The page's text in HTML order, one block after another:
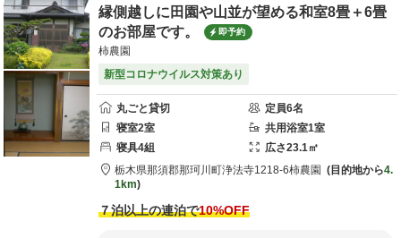
縁側越しに田園や山並が望める和室8畳＋6畳
のお部屋です。
即予約
柿農園
新型コロナウイルス対策あり
丸ごと貸切 定員6名
寝室2室 共用浴室1室
寝具4組 広さ23.1㎡
栃木県那須郡那珂川町浄法寺1218-6柿農園 目的地から4.
1km
７泊以上の連泊で10%OFF